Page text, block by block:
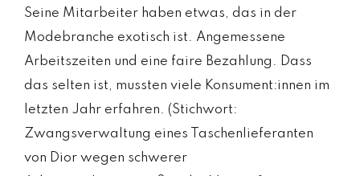
Seine Mitarbeiter haben etwas, das in der
Modebranche exotisch ist. Angemessene
Arbeitszeiten und eine faire Bezahlung. Dass
das selten ist, mussten viele Konsument:innen im
letzten Jahr erfahren. (Stichwort:
Zwangsverwaltung eines Taschenlieferanten
von Dior wegen schwerer